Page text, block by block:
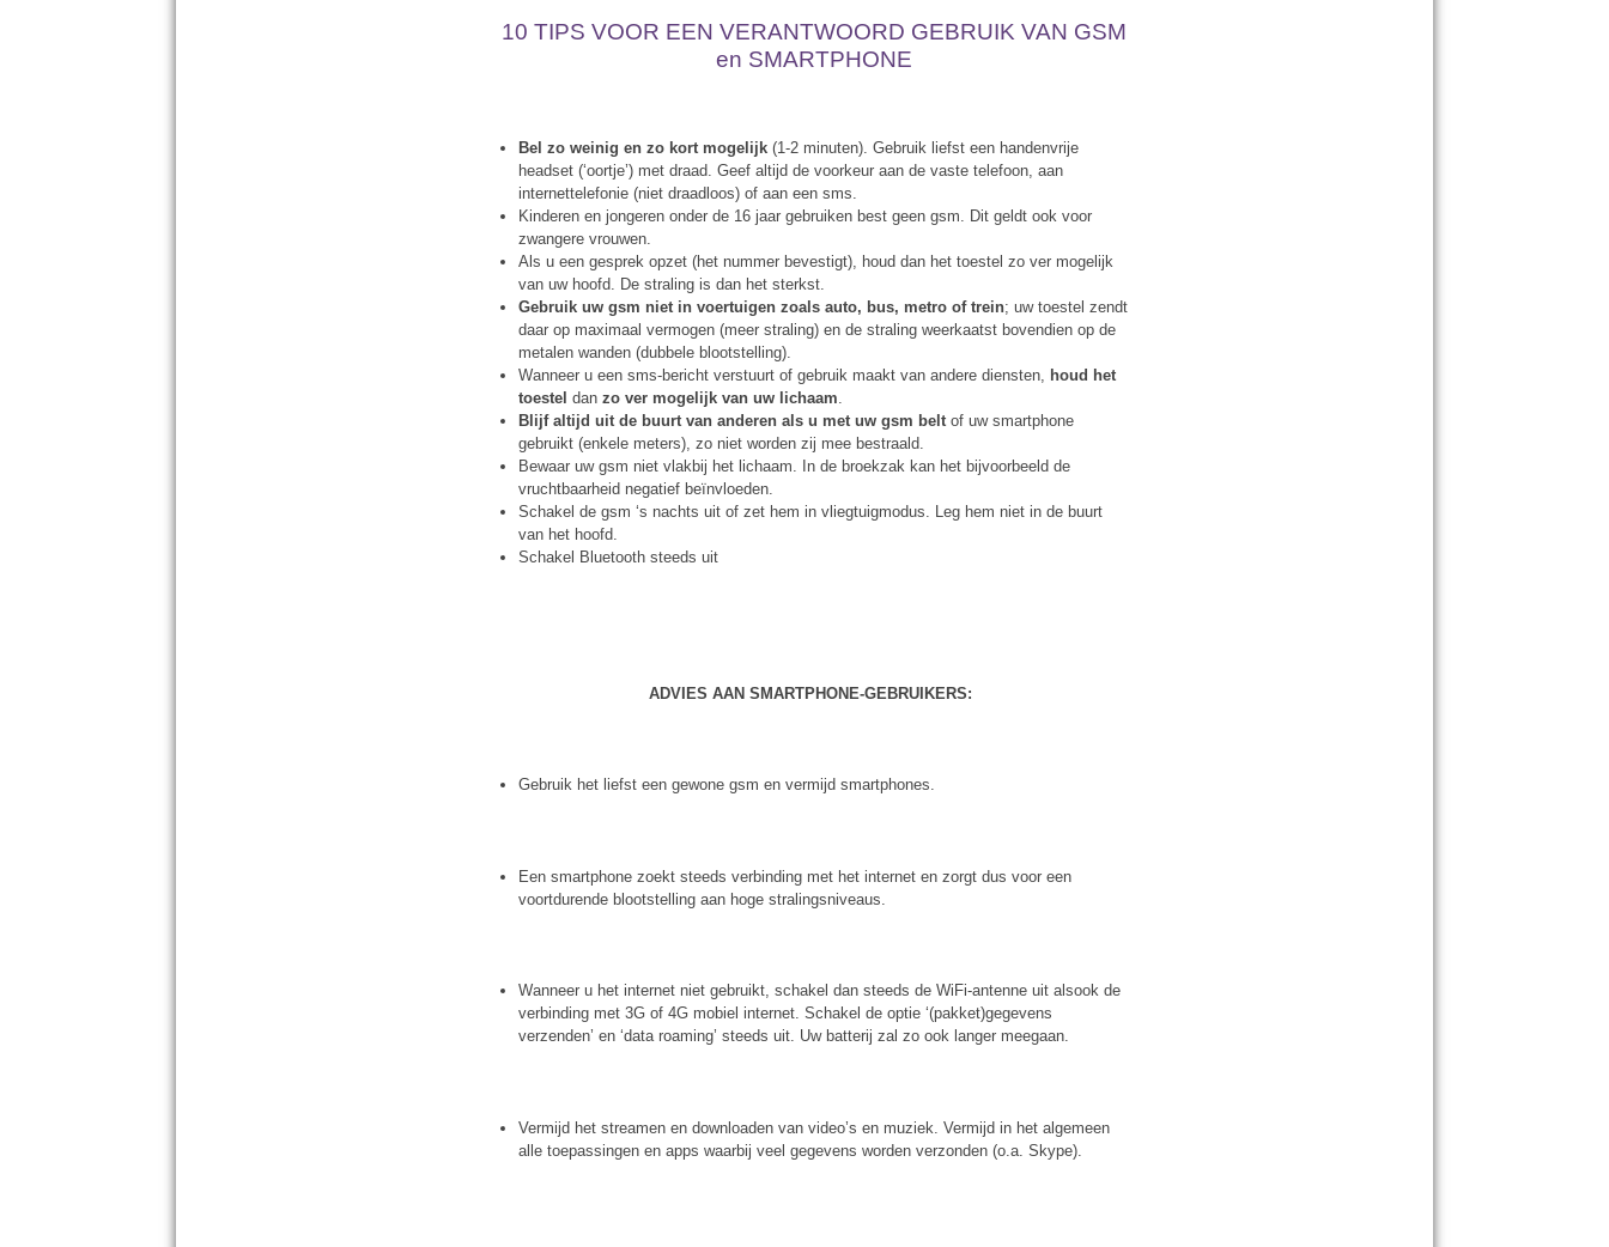
10 TIPS VOOR EEN VERANTWOORD GEBRUIK VAN GSM
en SMARTPHONE
Bel zo weinig en zo kort mogelijk (1-2 minuten). Gebruik liefst een handenvrije
headset (‘oortje’) met draad. Geef altijd de voorkeur aan de vaste telefoon, aan
internettelefonie (niet draadloos) of aan een sms.
Kinderen en jongeren onder de 16 jaar gebruiken best geen gsm. Dit geldt ook voor
zwangere vrouwen.
Als u een gesprek opzet (het nummer bevestigt), houd dan het toestel zo ver mogelijk
van uw hoofd. De straling is dan het sterkst.
Gebruik uw gsm niet in voertuigen zoals auto, bus, metro of trein; uw toestel zendt
daar op maximaal vermogen (meer straling) en de straling weerkaatst bovendien op de
metalen wanden (dubbele blootstelling).
Wanneer u een sms-bericht verstuurt of gebruik maakt van andere diensten, houd het
toesteldan zo ver mogelijk van uw lichaam
Blijf altijd uit de buurt van anderen als u met uw gsm belt of uw smartphone
gebruikt (enkele meters), zo niet worden zij mee bestraald.
Bewaar uw gsm niet vlakbij het lichaam. In de broekzak kan het bijvoorbeeld de
vruchtbaarheid negatief beïnvloeden.
Schakel de gsm ‘s nachts uit of zet hem in vliegtuigmodus. Leg hem niet in de buurt
van het hoofd.
Schakel Bluetooth steeds uit
ADVIES AAN SMARTPHONE-GEBRUIKERS:
Gebruik het liefst een gewone gsm en vermijd smartphones.
Een smartphone zoekt steeds verbinding met het internet en zorgt dus voor een
voortdurende blootstelling aan hoge stralingsniveaus.
Wanneer u het internet niet gebruikt, schakel dan steeds de WiFi-antenne uit alsook de
verbinding met 3G of 4G mobiel internet. Schakel de optie ‘(pakket)gegevens
verzenden’ en ‘data roaming’ steeds uit. Uw batterij zal zo ook langer meegaan.
Vermijd het streamen en downloaden van video’s en muziek. Vermijd in het algemeen
alle toepassingen en apps waarbij veel gegevens worden verzonden (o.a. Skype).